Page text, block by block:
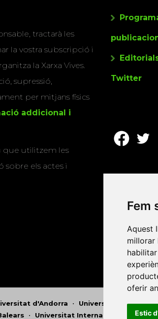
Fem
Aquest
millorar
oferir
Estic
tractarà les
la vostra subscripció i
la Xarxa Vives.
supressió,
per mitjans físics
addicional i
que utilitzem les
sobre els actes i
Twitter
d'Andorra • Universitat
• Universitat Internacional de